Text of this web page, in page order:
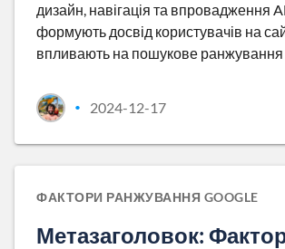
дизайн, навігація та впровадження
формують досвід користувачів на
впливають на пошукове ранжування
• 2024-12-17
ФАКТОРИ РАНЖУВАННЯ GOOGLE
Метазаголовок: